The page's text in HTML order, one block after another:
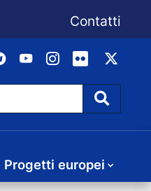
Progetti europei